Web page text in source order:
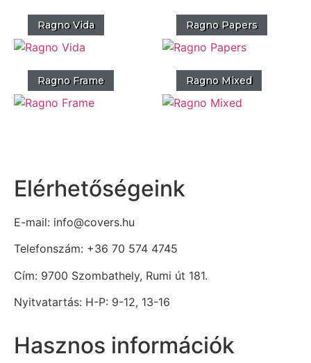
Ragno Vida Ragno Papers
Ragno Frame Ragno Mixed
Elérhetőségeink
E-mail: info@covers.hu
Telefonszám: +36 70 574 4745
Cím: 9700 Szombathely, Rumi út 181.
Nyitvatartás: H-P: 9-12, 13-16
Hasznos információk